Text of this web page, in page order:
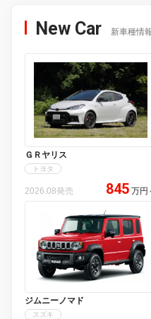
New Car 新車種情
ＧＲヤリス
トヨタ
2026.08発売 845 万円
ジムニーノマド
スズキ